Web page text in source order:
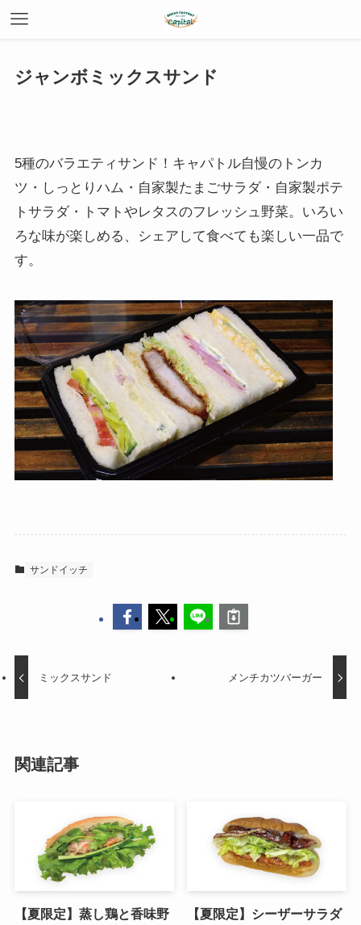
ジャンボミックスサンド
5種のバラエティサンド！キャパトル自慢のトンカ
ツ・しっとりハム・自家製たまごサラダ・自家製ポテ
トサラダ・トマトやレタスのフレッシュ野菜。いろい
ろな味が楽しめる、シェアして食べても楽しい一品で
す。
サンドイッチ
ミックスサンド メンチカツバーガー
関連記事
【夏限定】蒸し鶏と香味野
【夏限定】シーザーサラダ